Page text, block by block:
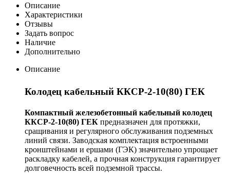
Описание
Характеристики
Отзывы
Задать вопрос
Наличие
Дополнительно
Описание
Колодец кабельный ККСР-2-10(80) ГЕК
Компактный железобетонный кабельный колодец
ККСР-2-10(80) ГЕК предназначен для протяжки,
сращивания и регулярного обслуживания подземных
линий связи. Заводская комплектация встроенными
кронштейнами и ершами (ГЭК) значительно упрощает
раскладку кабелей, а прочная конструкция гарантирует
долговечность всей подземной трассы.